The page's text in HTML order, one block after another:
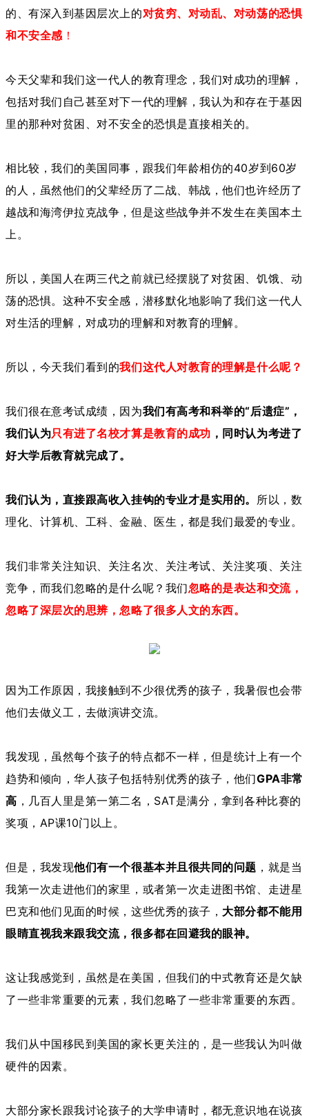
的、有深入到基因层次上的对贫穷、对动乱、对动荡的恐惧
和不安全感！
今天父辈和我们这一代人的教育理念，我们对成功的理解，
包括对我们自己甚至对下一代的理解，我认为和存在于基因
里的那种对贫困、对不安全的恐惧是直接相关的。
相比较，我们的美国同事，跟我们年龄相仿的40岁到60岁
的人，虽然他们的父辈经历了二战、韩战，他们也许经历了
越战和海湾伊拉克战争，但是这些战争并不发生在美国本土
上。
所以，美国人在两三代之前就已经摆脱了对贫困、饥饿、动
荡的恐惧。这种不安全感，潜移默化地影响了我们这一代人
对生活的理解，对成功的理解和对教育的理解。
所以，今天我们看到的我们这代人对教育的理解是什么呢？
我们很在意考试成绩，因为我们有高考和科举的“后遗症”，
我们认为只有进了名校才算是教育的成功 ，同时认为考进了
好大学后教育就完成了。
我们认为， 直接跟高收入挂钩的专业才是实用的。 所以，数
理化、计算机、工科、金融、医生，都是我们最爱的专业。
我们非常关注知识、关注名次、关注考试、关注奖项、关注
竞争，而我们忽略的是什么呢？我们忽略的是表达和交流，
忽略了深层次的思辨，忽略了很多人文的东西。
因为工作原因，我接触到不少很优秀的孩子，我暑假也会带
他们去做义工，去做演讲交流。
我发现，虽然每个孩子的特点都不一样，但是统计上有一个
趋势和倾向，华人孩子包括特别优秀的孩子，他们GPA非常
高 ，几百人里是第一第二名，SAT是满分，拿到各种比赛的
奖项，AP课10门以上。
但是，我发现他们有一个很基本并且很共同的问题 ，就是当
我第一次走进他们的家里，或者第一次走进图书馆、走进星
巴克和他们见面的时候，这些优秀的孩子， 大部分都不能用
眼睛直视我来跟我交流，很多都在回避我的眼神。
这让我感觉到，虽然是在美国，但我们的中式教育还是欠缺
了一些非常重要的元素，我们忽略了一些非常重要的东西。
我们从中国移民到美国的家长更关注的，是一些我认为叫做
硬件的因素。
大部分家长跟我讨论孩子的大学申请时，都无意识地在说孩